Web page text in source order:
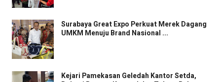
Surabaya Great Expo Perkuat Merek Dagang
UMKM Menuju Brand Nasional ...
Kejari Pamekasan Geledah Kantor Setda,